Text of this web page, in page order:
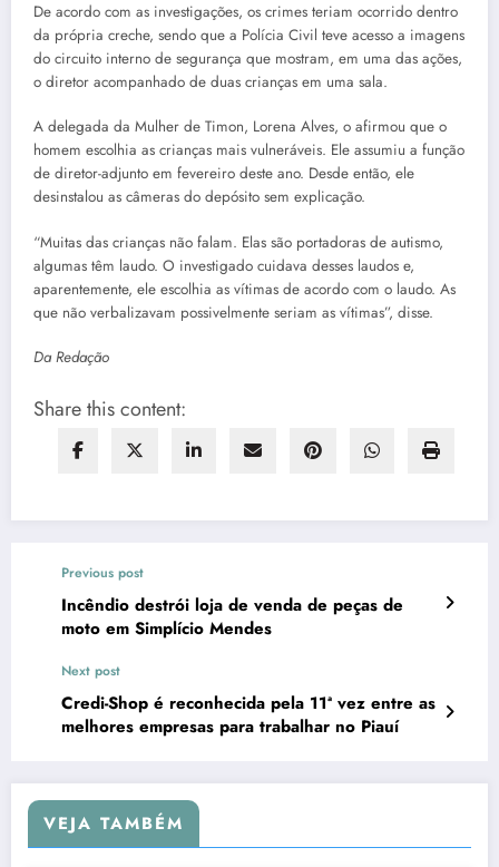
De acordo com as investigações, os crimes teriam ocorrido dentro
da própria creche, sendo que a Polícia Civil teve acesso a imagens
do circuito interno de segurança que mostram, em uma das ações,
o diretor acompanhado de duas crianças em uma sala.
A delegada da Mulher de Timon, Lorena Alves, o afirmou que o
homem escolhia as crianças mais vulneráveis. Ele assumiu a função
de diretor-adjunto em fevereiro deste ano. Desde então, ele
desinstalou as câmeras do depósito sem explicação.
“Muitas das crianças não falam. Elas são portadoras de autismo,
algumas têm laudo. O investigado cuidava desses laudos e,
aparentemente, ele escolhia as vítimas de acordo com o laudo. As
que não verbalizavam possivelmente seriam as vítimas”, disse.
Da Redação
Share this content:
Previous post
Incêndio destrói loja de venda de peças de
moto em Simplício Mendes
Next post
Credi-Shop é reconhecida pela 11ª vez entre as
melhores empresas para trabalhar no Piauí
VEJA TAMBÉM